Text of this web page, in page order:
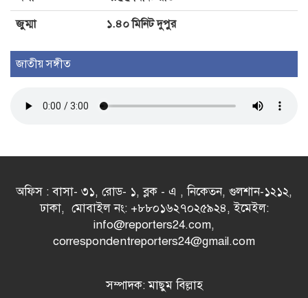
রাষ্ট্রপতি নির্বাচনে প্রার্থী দেবে জামায়াত
জুম্মা
১.৪০ মিনিট দুপুর
জাতীয় সঙ্গীত
অফিস : বাসা- ৩১, রোড- ১, ব্লক - এ , নিকেতন, গুলশান-১২১২,
ঢাকা, মোবাইল নং: +৮৮০১৬২৭০২৫৯২৪, ইমেইল:
info@reporters24.com,
correspondentreporters24@gmail.com
সম্পাদক: মাছুম বিল্লাহ